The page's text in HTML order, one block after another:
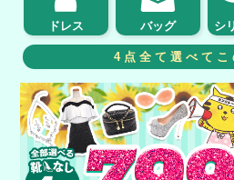
ドレス バッグ シ
4点全て選べてこ